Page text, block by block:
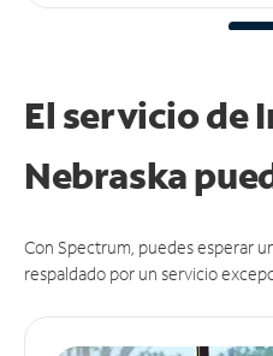
El servicio de
Nebraska
Con Spectrum, puedes esperar
respaldado por un servicio